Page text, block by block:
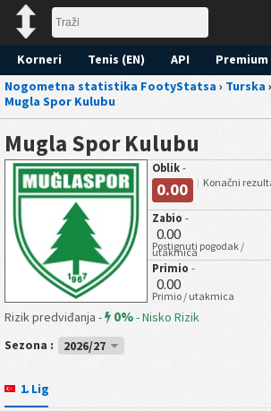
Korneri Tenis (EN) API Premium
Nogometna statistika FootyStatsa › Turska ›
Mugla Spor Kulubu
Mugla Spor Kulubu
Oblik -
0.00 Konačni
Zabio -
0.00
Postignuti pogodak /
utakmica
Primio -
0.00
Primio / utakmica
Rizik predviđanja - 0%-Nisko Rizik
Sezona :
2026/27
1. Lig